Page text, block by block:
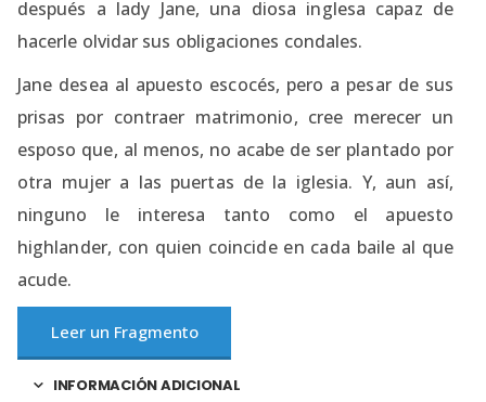
después a lady Jane, una diosa inglesa capaz de
hacerle olvidar sus obligaciones condales.
Jane desea al apuesto escocés, pero a pesar de sus
prisas por contraer matrimonio, cree merecer un
esposo que, al menos, no acabe de ser plantado por
otra mujer a las puertas de la iglesia. Y, aun así,
ninguno le interesa tanto como el apuesto
highlander, con quien coincide en cada baile al que
acude.
Leer un Fragmento
INFORMACIÓN ADICIONAL